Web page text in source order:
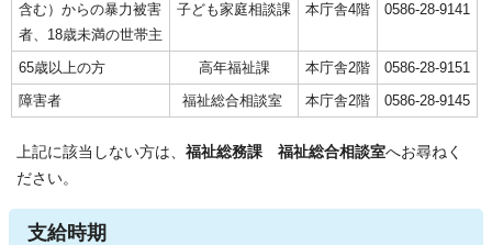
含む）からの暴力被害
者、18歳未満の世帯主
子ども家庭相談課 本庁舎4階 0586-28-9141
65歳以上の方 高年福祉課 本庁舎2階
0586-28-9151
障害者
福祉総合相談室 本庁舎2階 0586-28-9145
上記に該当しない方は、 福祉総務課 福祉総合相談室へお尋ねく
ださい。
支給時期